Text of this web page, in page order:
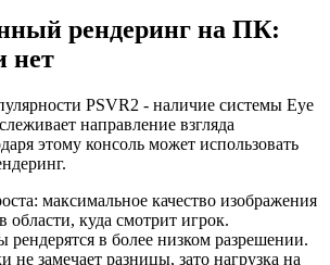
рендеринг на ПК:
нет
PSVR2 - наличие системы Eye
направление взгляда
этому консоль может использовать
максимальное качество изображения
области, куда смотрит игрок.
в более низком разрешении.
не замечает разницы, зато нагрузка на